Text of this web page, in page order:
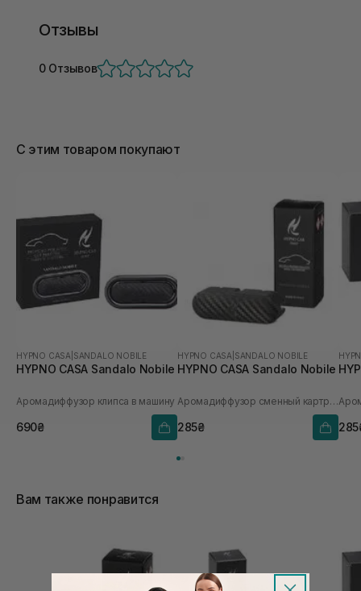
Отзывы
0 Отзывов
С этим товаром покупают
HYPNO CASA SANDALO NOBILE
HYPNO CASA Sandalo Nobile
Аромадиффузор клипса в машину
690₴
HYPNO CASA SANDALO NOBILE
HYPNO CASA Sandalo Nobile
Аромадиффузор сменный картридж
285₴
Вам также понравится